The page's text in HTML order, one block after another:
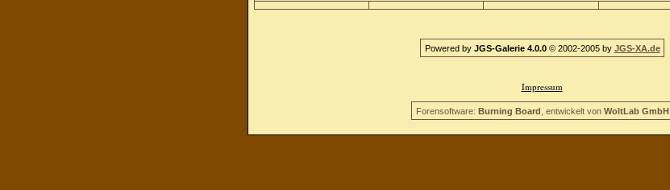
Powered by JGS-Galerie 4.0.0© 2002-2005 by JGS-XA.de
Impressum
Forensoftware: Burning Board , entwickelt von WoltLab GmbH